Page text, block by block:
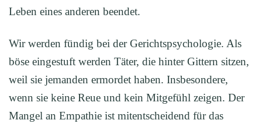
Leben eines anderen beendet.
Wir werden fündig bei der Gerichtspsychologie. Als
böse eingestuft werden Täter, die hinter Gittern sitzen,
weil sie jemanden ermordet haben. Insbesondere,
wenn sie keine Reue und kein Mitgefühl zeigen. Der
Mangel an Empathie ist mitentscheidend für das